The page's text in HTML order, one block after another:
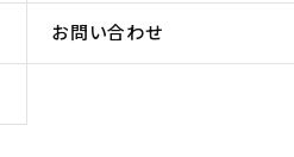
お問い合わせ